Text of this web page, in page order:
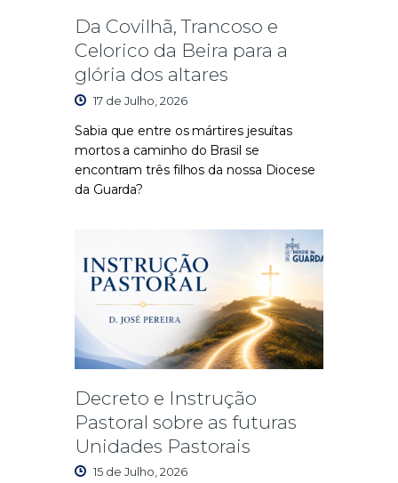
Da Covilhã, Trancoso e
Celorico da Beira para a
glória dos altares
17 de Julho, 2026
Sabia que entre os mártires jesuítas
mortos a caminho do Brasil se
encontram três filhos da nossa Diocese
da Guarda?
Decreto e Instrução
Pastoral sobre as futuras
Unidades Pastorais
15 de Julho, 2026